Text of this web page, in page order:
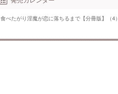
食べたがり淫魔が恋に落ちるまで【分冊版】（4）